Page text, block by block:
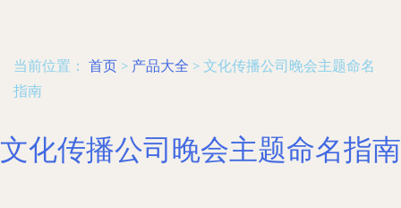
当前位置： 首页 > 产品大全 > 文化传播公司晚会主题命名
指南
文化传播公司晚会主题命名指南